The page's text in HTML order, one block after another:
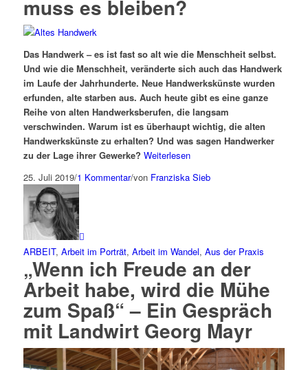
muss es bleiben?
Das Handwerk – es ist fast so alt wie die Menschheit selbst.
Und wie die Menschheit, veränderte sich auch das Handwerk
im Laufe der Jahrhunderte. Neue Handwerkskünste wurden
erfunden, alte starben aus. Auch heute gibt es eine ganze
Reihe von alten Handwerksberufen, die langsam
verschwinden. Warum ist es überhaupt wichtig, die alten
Handwerkskünste zu erhalten? Und was sagen Handwerker
zu der Lage ihrer Gewerke? Weiterlesen
25. Juli 2019/1 Kommentar/von Franziska Sieb
ARBEIT, Arbeit im Porträt, Arbeit im Wandel, Aus der Praxis
„Wenn ich Freude an der
Arbeit habe, wird die Mühe
zum Spaß“ – Ein Gespräch
mit Landwirt Georg Mayr